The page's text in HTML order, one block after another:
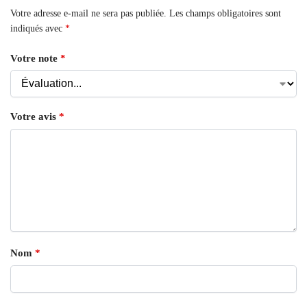
Votre adresse e-mail ne sera pas publiée. Les champs obligatoires sont
indiqués avec *
Votre note *
Votre avis *
Nom *